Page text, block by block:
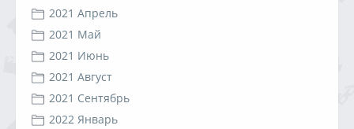
2021 Апрель
2021 Май
2021 Июнь
2021 Август
2021 Сентябрь
2022 Январь